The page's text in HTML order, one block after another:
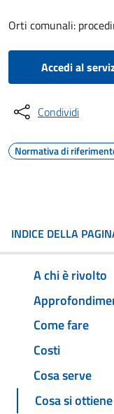
Orti comunali:
Accedi al
Condividi
Normativa di
INDICE DELLA
A chi è rivolto
Come fare
Costi
Cosa serve
Cosa si ottiene